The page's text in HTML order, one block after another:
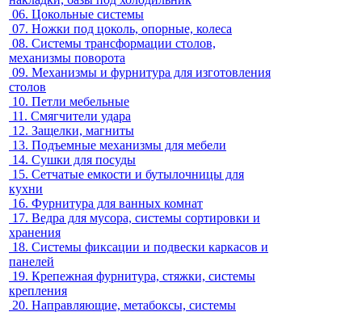
06. Цокольные системы
07. Ножки под цоколь, опорные, колеса
08. Системы трансформации столов,
механизмы поворота
09. Механизмы и фурнитура для изготовления
столов
10. Петли мебельные
11. Смягчители удара
12. Защелки, магниты
13. Подъемные механизмы для мебели
14. Сушки для посуды
15. Сетчатые емкости и бутылочницы для
кухни
16. Фурнитура для ванных комнат
17. Ведра для мусора, системы сортировки и
хранения
18. Системы фиксации и подвески каркасов и
панелей
19. Крепежная фурнитура, стяжки, системы
крепления
20. Направляющие, метабоксы, системы